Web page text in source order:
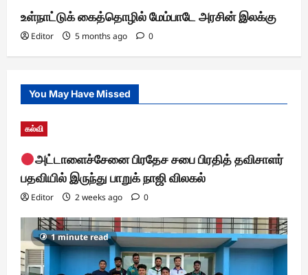
உள்நாட்டுக் கைத்தொழில் மேம்பாடே அரசின் இலக்கு
Editor 5 months ago 0
You May Have Missed
கல்வி
அட்டாளைச்சேனை பிரதேச சபை பிரதித் தவிசாளர்
பதவியில் இருந்து பாறுக் நாஜி விலகல்
Editor 2 weeks ago 0
1 minute read